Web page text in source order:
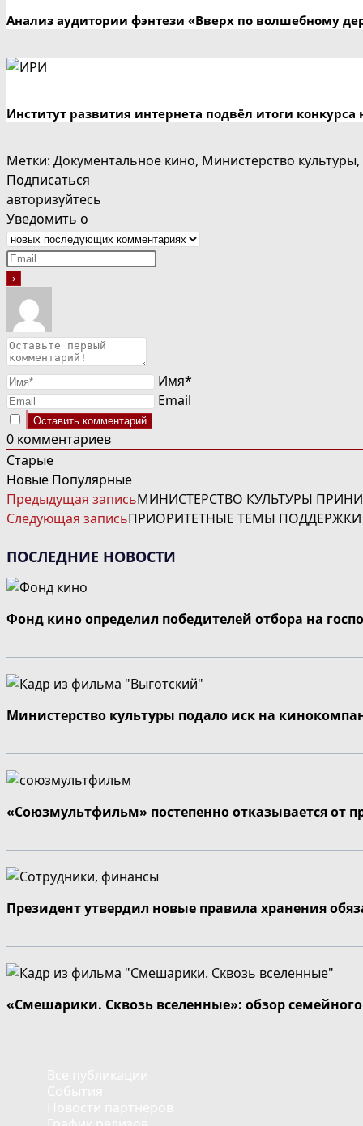
Анализ аудитории фэнтези «Вверх по волшебному
Институт развития интернета подвёл итоги
Метки: Документальное кино, Министерство культуры,
Подписаться
авторизуйтесь
Уведомить о
Имя*
Email
0 комментариев
Старые
Новые Популярные
ЧИТАТЬ
ДАЛЕЕ
СТАТЬИ
Предыдущая записьМИНИСТЕРСТВО КУЛЬТУРЫ
Следующая записьПРИОРИТЕТНЫЕ ТЕМЫ
ПОСЛЕДНИЕ НОВОСТИ
Фонд кино определил победителей отбора на
Министерство культуры подало иск на
«Союзмультфильм» постепенно отказывается от
Президент утвердил новые правила хранения
«Смешарики. Сквозь вселенные»: обзор